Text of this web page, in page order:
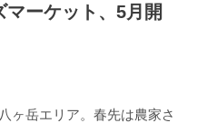
ーケット、5月開
ヶ岳エリア。春先は農家さ